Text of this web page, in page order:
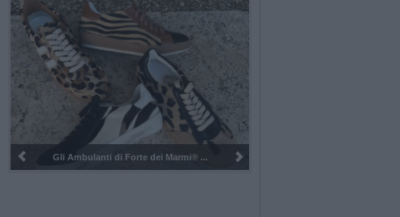
Pulizia del bosco del Rugareto a ...